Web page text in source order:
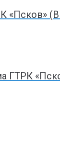
«Псков»
ГТРК